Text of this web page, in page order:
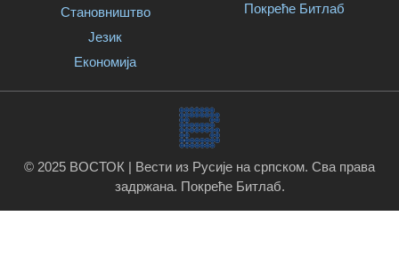
Становништво
Језик
Економија
Покреће Битлаб
© 2025 ВОСТОК | Вести из Русије на српском. Сва права
задржана. Покреће Битлаб.